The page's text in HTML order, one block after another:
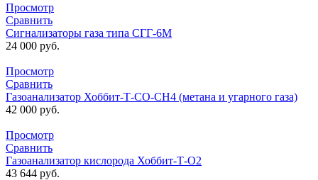
Просмотр
Сравнить
Сигнализаторы газа типа СГГ-6М
24 000 руб.
Просмотр
Сравнить
Газоанализатор Хоббит-Т-СО-СН4 (метана и угарного газа)
42 000 руб.
Просмотр
Сравнить
Газоанализатор кислорода Хоббит-Т-О2
43 644 руб.